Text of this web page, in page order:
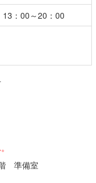
13：00～20：00
の方
館カード
階 準備室